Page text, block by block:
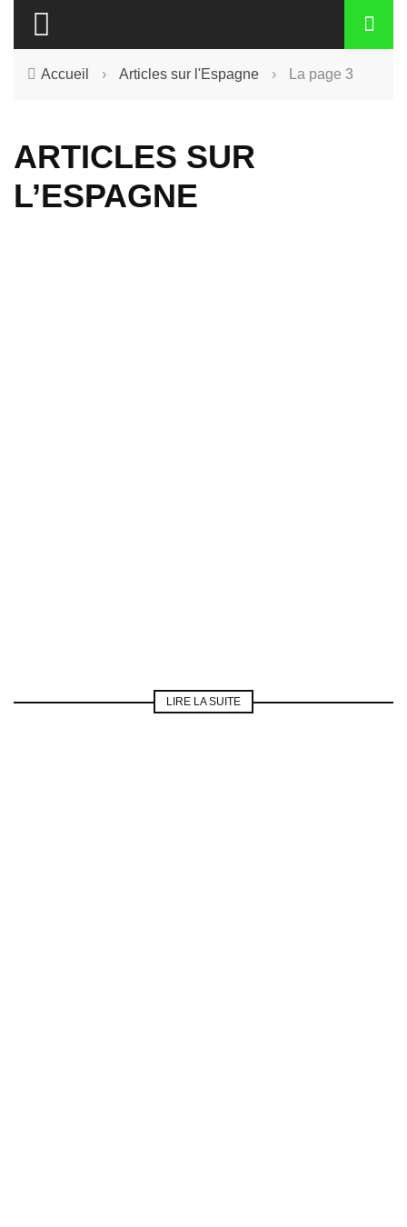
Accueil › Articles sur l'Espagne › La page 3
ARTICLES SUR
L’ESPAGNE
LIRE LA SUITE